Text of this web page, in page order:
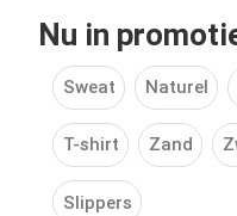
Nu in
Sweat Naturel
T-shirt Zand
Slippers